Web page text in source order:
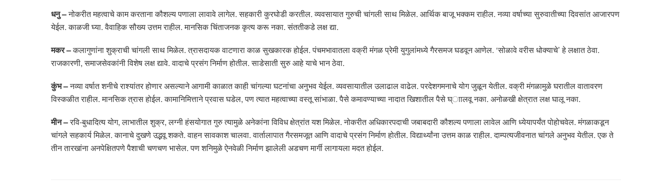
धनु –नोकरीत महत्वाचे काम करताना कौशल्य पणाला लावावे लागेल. सहकारी कुरघोडी करतील. व्यवसायात गुरुची चांगली साथ मिळेल. आर्थिक बाजू भक्कम राहील. नव्या वर्षाच्या सुरुवातीच्या दिवसांत आजारपण
येईल. काळजी घ्या. वैवाहिक सौख्य उत्तम राहील. मानसिक चिंताजनक कृत्य करू नका. संततीकडे लक्ष द्या.
मकर –कलागुणांना शुक्राची चांगली साथ मिळेल. त्रासदायक वाटणारा काळ सुखकारक होईल. पंचमभावातला वक्री मंगळ प्रेमी युगुलांमध्ये गैरसमज घडवून आणेल. ‘सोळावे वरीस धोक्याचे’ हे लक्षात ठेवा.
राजकारणी, समाजसेवकांनी विशेष लक्ष द्यावे. वादाचे प्रसंग निर्माण होतील. साडेसाती सुरु आहे याचे भान ठेवा.
कुंभ –नव्या वर्षात शनीचे राश्यांतर होणार असल्याने आगामी काळात काही चांगल्या घटनांचा अनुभव येईल. व्यवसायातील उलाढाल वाढेल. परदेशगमनाचे योग जुळून येतील. वक्री मंगळामुळे घरातील वातावरण
विस्कळीत राहील. मानसिक त्रास होईल. कामानिमित्ताने प्रवास घडेल, पण त्यात महत्वाच्या वस्तू सांभाळा. पैसे कमावण्याच्या नादात खिशातील पैसे घ्ाालवू नका. अनोळखी क्षेत्रात लक्ष घालू नका.
मीन –रवि-बुधादित्य योग, लाभातील शुक्र, लग्नी हंसयोगात गुरु त्यामुळे अनेकांना विविध क्षेत्रांत यश मिळेल. नोकरीत अधिकारपदाची जबाबदारी कौशल्य पणाला लावेल आणि ध्येयापर्यंत पोहोचवेल. मंगळाकडून
चांगले सहकार्य मिळेल. कानाचे दुखणे उद्भवू शकते. वाहन सावकाश चालवा. वार्तालापात गैरसमजूत आणि वादाचे प्रसंग निर्माण होतील. विद्यार्थ्यांना उत्तम काळ राहील. दाम्पत्यजीवनात चांगले अनुभव येतील. एक ते
तीन तारखांना अनपेक्षितपणे पैशाची चणचण भासेल. पण शनिमुळे ऐनवेळी निर्माण झालेली अडचण मार्गी लागायला मदत होईल.